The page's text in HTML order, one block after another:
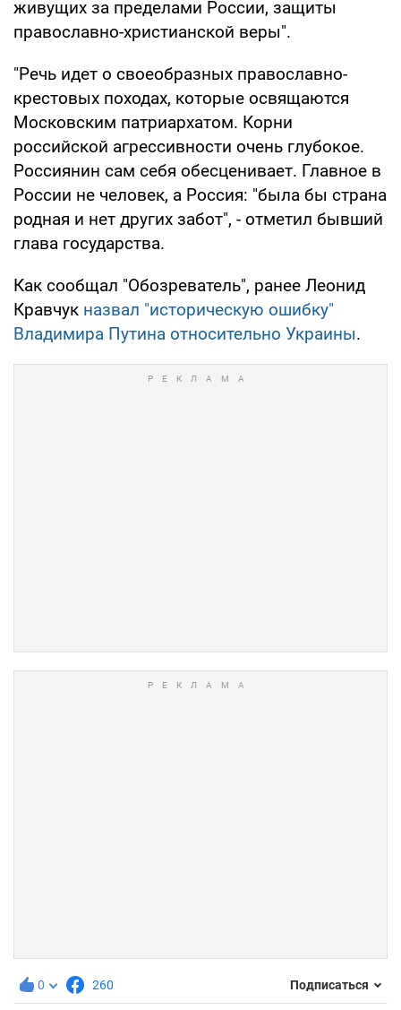
живущих за пределами России, защиты
православно-христианской веры".
"Речь идет о своеобразных православно-
крестовых походах, которые освящаются
Московским патриархатом. Корни
российской агрессивности очень глубокое.
Россиянин сам себя обесценивает. Главное в
России не человек, а Россия: "была бы страна
родная и нет других забот", - отметил бывший
глава государства.
Как сообщал "Обозреватель", ранее Леонид
Кравчук назвал "историческую ошибку"
Владимира Путина относительно Украины.
0 260 Подписаться